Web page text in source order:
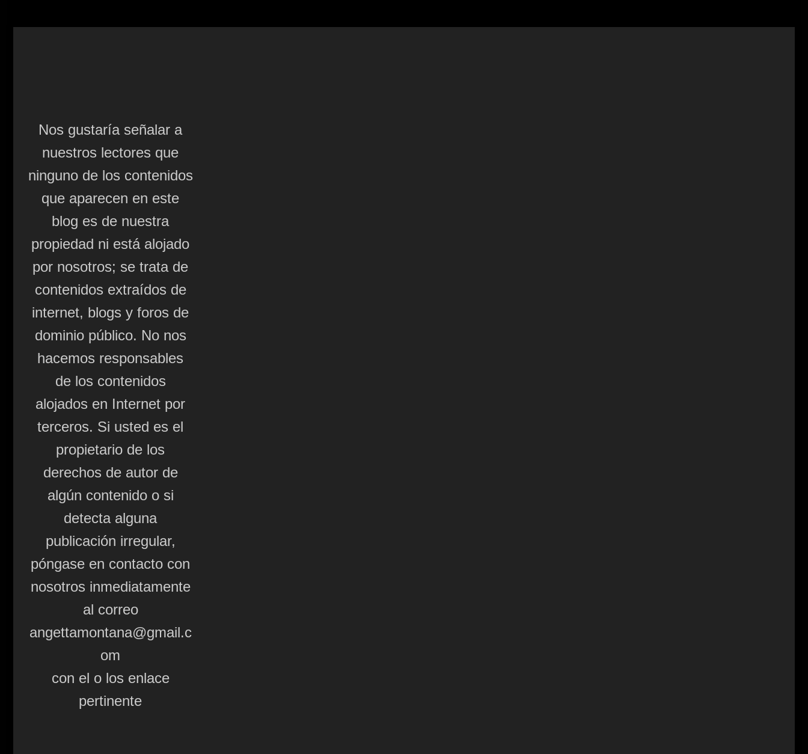
Nos gustaría señalar a
nuestros lectores que
ninguno de los contenidos
que aparecen en este
blog es de nuestra
propiedad ni está alojado
por nosotros; se trata de
contenidos extraídos de
internet, blogs y foros de
dominio público. No nos
hacemos responsables
de los contenidos
alojados en Internet por
terceros. Si usted es el
propietario de los
derechos de autor de
algún contenido o si
detecta alguna
publicación irregular,
póngase en contacto con
nosotros inmediatamente
al correo
angettamontana@gmail.c
om
con el o los enlace
pertinente